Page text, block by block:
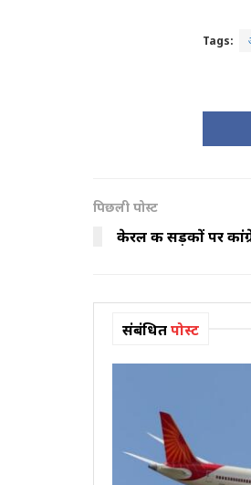
Tags:
पिछली पोस्ट
केरल की सड़कों पर
संबंधितपोस्ट